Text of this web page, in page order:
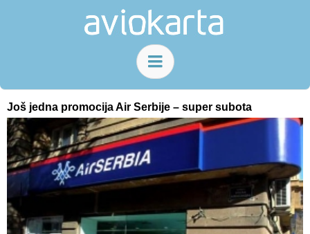
Još jedna promocija Air Serbije – super subota